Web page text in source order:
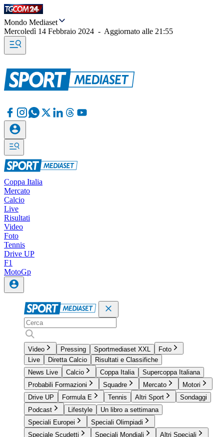
Mondo Mediaset
Mercoledì 14 Febbraio 2024 - Aggiornato alle 21:55
Coppa Italia
Mercato
Calcio
Live
Risultati
Video
Foto
Tennis
Drive UP
F1
MotoGp
Video Pressing Sportmediaset XXL
Foto
Live
Diretta Calcio
Risultati e Classifiche
News Live
Calcio Coppa Italia
Supercoppa Italiana
Probabili Formazioni
Squadre Mercato
Motori
Drive UP
Formula E Tennis Altri Sport
Sondaggi
Podcast
Lifestyle
Un libro a settimana
Speciali Europei
Speciali Olimpiadi
Speciale Scudetti
Speciali Mondiali Altri Speciali